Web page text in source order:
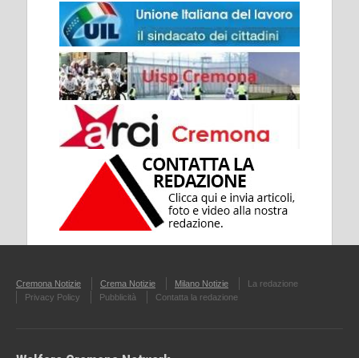
Cremona Notizie Crema Notizie Milano Notizie
La redazione
Privacy Policy
Pubblicità Contatta la redazione